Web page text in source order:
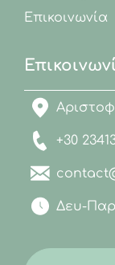
Επικοινωνία
+30
Δευ-Παρ